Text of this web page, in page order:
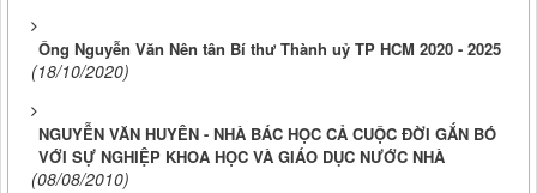
Ông Nguyễn Văn Nên tân Bí thư Thành uỷ TP HCM 2020 - 2025
(18/10/2020)
NGUYỄN VĂN HUYÊN - NHÀ BÁC HỌC CẢ CUỘC ĐỜI GẮN BÓ
VỚI SỰ NGHIỆP KHOA HỌC VÀ GIÁO DỤC NƯỚC NHÀ
(08/08/2010)